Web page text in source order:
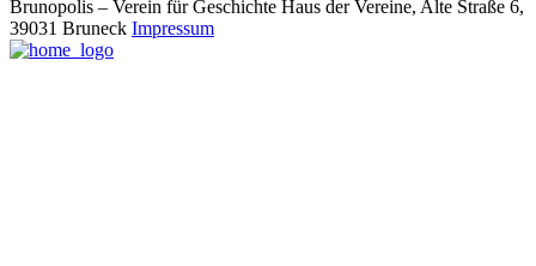
Brunopolis – Verein für Geschichte Haus der Vereine, Alte Straße 6,
39031 Bruneck Impressum